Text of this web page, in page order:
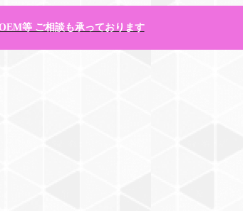
等 ご相談も承っております